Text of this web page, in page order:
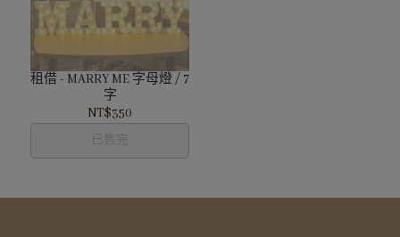
租借 - MARRY ME 字母燈 / 7
字
NT$350
已售完